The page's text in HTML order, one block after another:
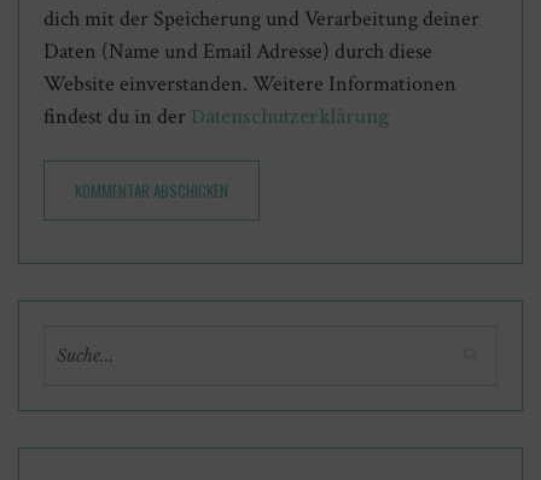
dich mit der Speicherung und Verarbeitung deiner
Daten (Name und Email Adresse) durch diese
Website einverstanden. Weitere Informationen
findest du in der Datenschutzerklärung
KOMMENTAR ABSCHICKEN